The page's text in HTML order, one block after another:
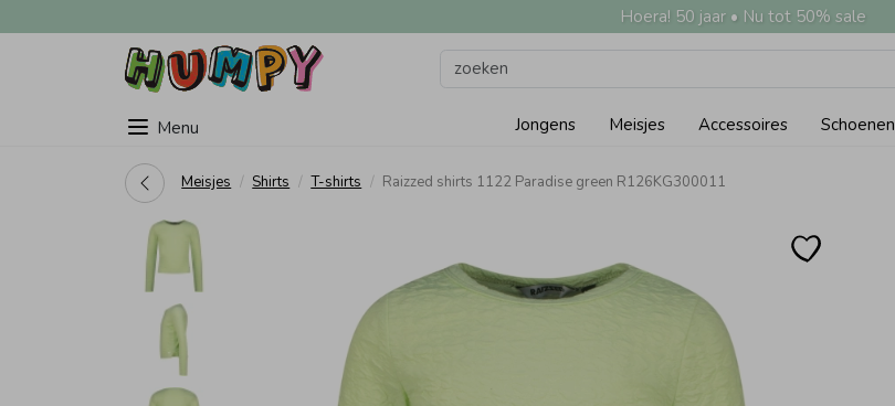
Hoera! 50 jaar • Nu tot 50% sale
Menu Jongens Meisjes Accessoires Schoenen
Meisjes Shirts T-shirts Raizzed shirts 1122 Paradise green R126KG300011